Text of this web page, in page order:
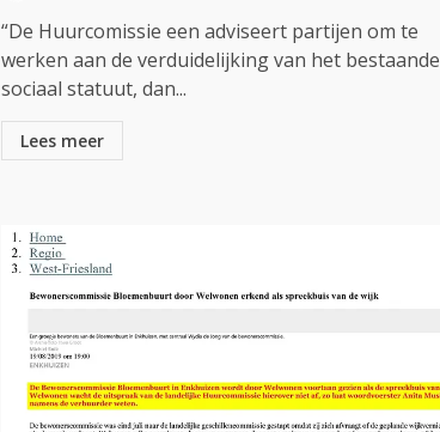
“De Huurcomissie een adviseert partijen om te
werken aan de verduidelijking van het bestaande
sociaal statuut, dan...
Lees meer